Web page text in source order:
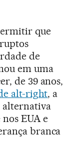
que
de
em uma
de 39 anos,
alt-right, a
alternativa
EUA e
branca